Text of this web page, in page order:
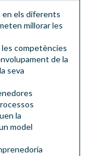
en els diferents
millorar les
competències
de la
seva
la
model